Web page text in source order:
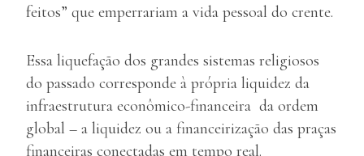
feitos” que emperrariam a vida pessoal do crente.
Essa liquefação dos grandes sistemas religiosos
do passado corresponde à própria liquidez da
infraestrutura econômico-financeira da ordem
global – a liquidez ou a financeirização das praças
financeiras conectadas em tempo real.